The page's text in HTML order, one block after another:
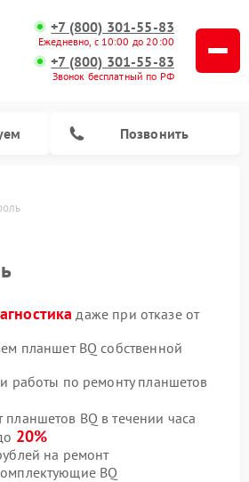
+7 (800) 301-55-83
Ежедневно, с 10:00 до 20:00
+7 (800) 301-55-83
Звонок бесплатный по РФ
Позвонить
даже при отказе от
планшет BQ собственной
работы по ремонту планшетов
BQ в течении часа
20%
на ремонт
BQ